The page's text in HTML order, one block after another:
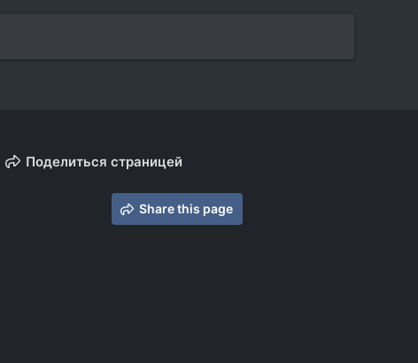
Поделиться страницей
Share this page